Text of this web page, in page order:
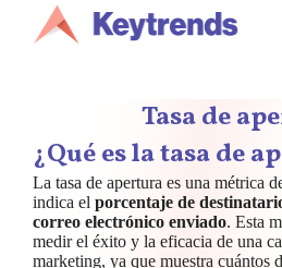
contenido
Tasa de
¿Qué es la tasa de
La tasa de apertura es una métrica
indica el porcentaje de
correo electrónico enviado. Esta
medir el éxito y la eficacia de una
marketing, ya que muestra cuántos